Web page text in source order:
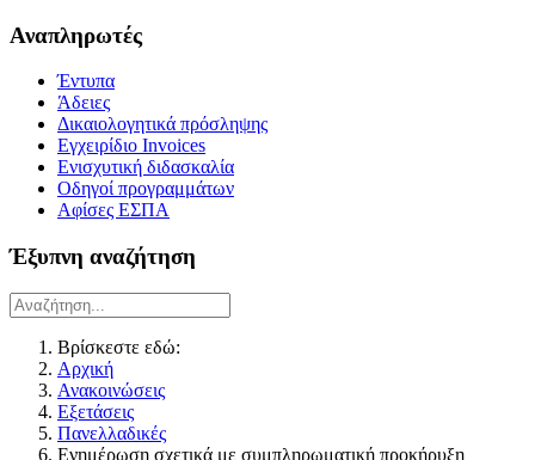
Αναπληρωτές
Έντυπα
Άδειες
Δικαιολογητικά πρόσληψης
Εγχειρίδιο Invoices
Ενισχυτική διδασκαλία
Οδηγοί προγραμμάτων
Αφίσες ΕΣΠΑ
Έξυπνη αναζήτηση
Βρίσκεστε εδώ:
Αρχική
Ανακοινώσεις
Εξετάσεις
Πανελλαδικές
Ενημέρωση σχετικά με συμπληρωματική προκήρυξη